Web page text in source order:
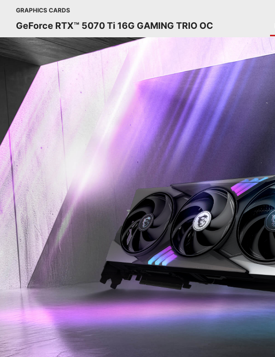
GRAPHICS CARDS
GeForce RTX™ 5070 Ti 16G GAMING TRIO OC